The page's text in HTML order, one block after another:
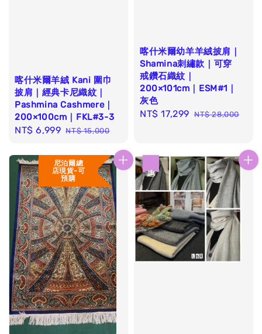
喀什米爾羊絨 Kani 圍巾
披肩｜經典卡尼織紋｜
Pashmina Cashmere｜
200×100cm｜FKL#3-3
Sale
NT$ 6,999 Regular
NT$ 15,000
喀什米爾幼羊羊絨披肩｜
Shamina刺繡款｜可穿
戒鑽石織紋｜
200×101cm｜ESM#1｜
灰色
Sale
NT$ 17,299 Regular
NT$ 28,000
尼泊爾總
店現貨-可
預購